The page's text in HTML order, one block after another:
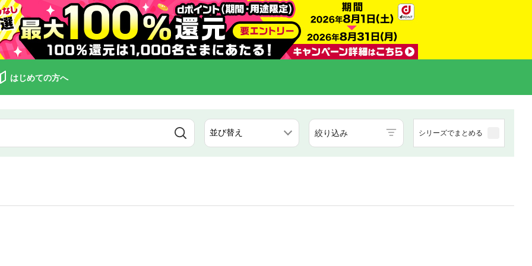
はじめての方へ
絞り込み シリーズでまとめる